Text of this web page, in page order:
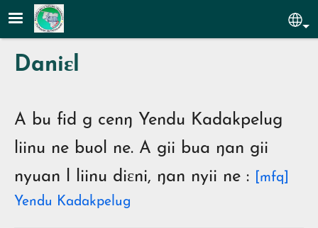
Aller au contenu principal
Daniɛl
A bu fid g cenŋ Yendu Kadakpelug
liinu ne buol ne. A gii bua ŋan gii
nyuan l liinu diɛni, ŋan nyii ne :
[mfq]
Yendu Kadakpelug